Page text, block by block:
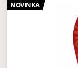
NOVINKA